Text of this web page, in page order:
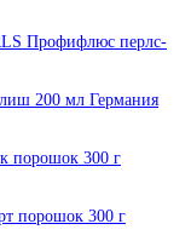
Профифлюс перлс-
200 мл Германия
порошок 300 г
порошок 300 г